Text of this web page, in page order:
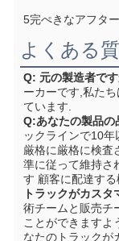
5完ぺきなアフタ
よくある
Q: 元の製造者で
ーカーです,私た
ています.
Q:あなたの製品の
ックラインで10
厳格に厳格に検査
準に従って維持さ
す 顧客に配達す
トラックがカス
術チームと販売チ
ことができますよ
なたのトラックが